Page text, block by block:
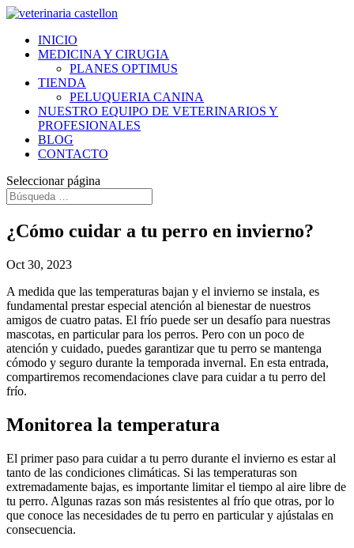
INICIO
MEDICINA Y CIRUGIA
PLANES OPTIMUS
TIENDA
PELUQUERIA CANINA
NUESTRO EQUIPO DE VETERINARIOS Y
PROFESIONALES
BLOG
CONTACTO
Seleccionar página
¿Cómo cuidar a tu perro en invierno?
Oct 30, 2023
A medida que las temperaturas bajan y el invierno se instala, es
fundamental prestar especial atención al bienestar de nuestros
amigos de cuatro patas. El frío puede ser un desafío para nuestras
mascotas, en particular para los perros. Pero con un poco de
atención y cuidado, puedes garantizar que tu perro se mantenga
cómodo y seguro durante la temporada invernal. En esta entrada,
compartiremos recomendaciones clave para cuidar a tu perro del
frío.
Monitorea la temperatura
El primer paso para cuidar a tu perro durante el invierno es estar al
tanto de las condiciones climáticas. Si las temperaturas son
extremadamente bajas, es importante limitar el tiempo al aire libre de
tu perro. Algunas razas son más resistentes al frío que otras, por lo
que conoce las necesidades de tu perro en particular y ajústalas en
consecuencia.